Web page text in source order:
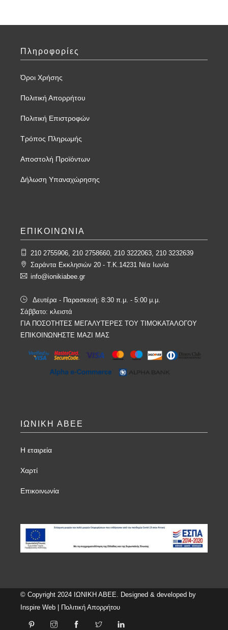
Πληροφορίες
Όροι Χρήσης
Πολιτική Απορρήτου
Πολιτική Επιστροφών
Τρόπος Πληρωμής
Αποστολή Προϊόντων
Δήλωση Υπαναχώρησης
ΕΠΙΚΟΙΝΩΝΙΑ
210 2755906, 210 2758660, 210 3222063, 210 3232639
Σαράντα Εκκλησιών 20 - T.K.14231 Νέα Ιωνία
info@ionikiabee.gr
Δευτέρα - Παρασκευή: 8:30 π.μ. - 5:00 μ.μ.
Σάββατο: κλειστά
ΓΙΑ ΠΟΣΟΤΗΤΕΣ ΜΕΓΑΛΥΤΕΡΕΣ ΤΟΥ ΤΙΜΟΚΑΤΑΛΟΓΟΥ
ΕΠΙΚΟΙΝΩΝΗΣΤΕ ΜΑΖΙ ΜΑΣ
ΙΩΝΙΚΗ ΑΒΕΕ
Η εταιρεία
Χαρτί
Επικοινωνία
© Copyright 2024 ΙΩΝΙΚΗ ΑΒΕΕ. Designed & developed by
Inspire Web
Πολιτική Απορρήτου